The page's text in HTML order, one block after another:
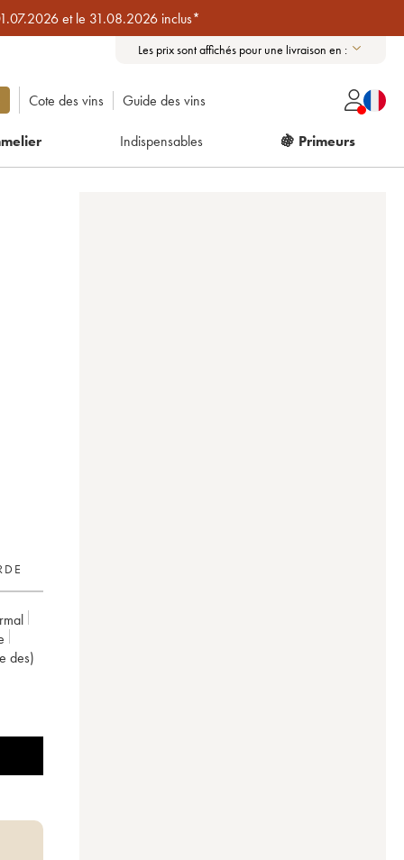
et le 31.08.2026 inclus*
Les prix sont affichés pour une livraison en :
Cote des vins Guide des vins
Indispensables 🍇 Primeurs
des)